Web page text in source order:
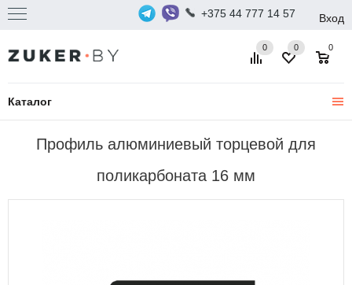
+375 44 777 14 57 Вход
Каталог
0 0
0
Профиль алюминиевый торцевой для
поликарбоната 16 мм